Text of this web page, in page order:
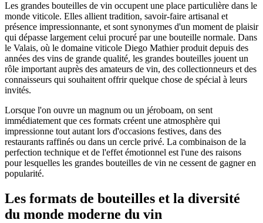
Les grandes bouteilles de vin occupent une place particulière dans le
monde viticole. Elles allient tradition, savoir-faire artisanal et
présence impressionnante, et sont synonymes d'un moment de plaisir
qui dépasse largement celui procuré par une bouteille normale. Dans
le Valais, où le domaine viticole Diego Mathier produit depuis des
années des vins de grande qualité, les grandes bouteilles jouent un
rôle important auprès des amateurs de vin, des collectionneurs et des
connaisseurs qui souhaitent offrir quelque chose de spécial à leurs
invités.
Lorsque l'on ouvre un magnum ou un jéroboam, on sent
immédiatement que ces formats créent une atmosphère qui
impressionne tout autant lors d'occasions festives, dans des
restaurants raffinés ou dans un cercle privé. La combinaison de la
perfection technique et de l'effet émotionnel est l'une des raisons
pour lesquelles les grandes bouteilles de vin ne cessent de gagner en
popularité.
Les formats de bouteilles et la diversité
du monde moderne du vin